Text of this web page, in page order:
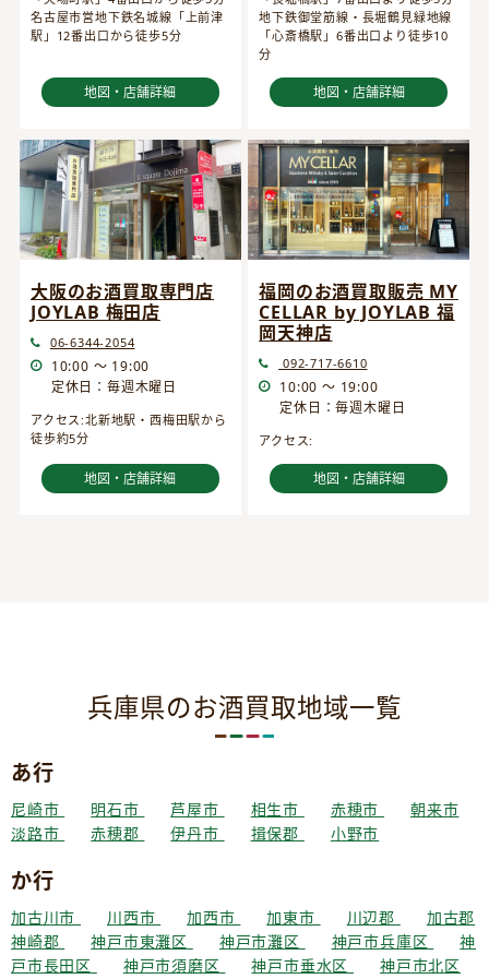
名古屋市営地下鉄名城線「上前津
駅」12番出口から徒歩5分
地図・店舗詳細
地下鉄御堂筋線・長堀鶴見緑地線
「心斎橋駅」6番出口より徒歩10
分
地図・店舗詳細
大阪のお酒買取専門店
JOYLAB 梅田店
06-6344-2054
10:00 ～ 19:00
定休日：毎週木曜日
アクセス:北新地駅・西梅田駅から
徒歩約5分
地図・店舗詳細
福岡のお酒買取販売 MY
CELLAR by JOYLAB 福
岡天神店
092-717-6610
10:00 ～ 19:00
定休日：毎週木曜日
アクセス:
地図・店舗詳細
兵庫県のお酒買取地域一覧
あ行
尼崎市 明石市 芦屋市 相生市 赤穂市
朝来市
淡路市
赤穂郡 伊丹市 揖保郡 小野市
か行
加古川市 川西市 加西市 加東市 川辺郡
加古郡
神崎郡
神戸市東灘区 神戸市灘区 神戸市兵庫区
神
戸市長田区
神戸市須磨区 神戸市垂水区
神戸市北区